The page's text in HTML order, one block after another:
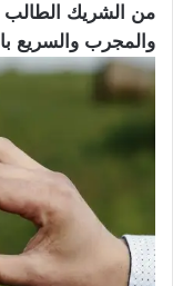
من الشريك
والمجرب والسريع